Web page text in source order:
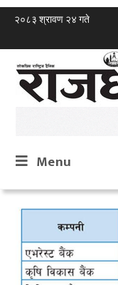
२०८३ श्रावण २४ गते
Menu